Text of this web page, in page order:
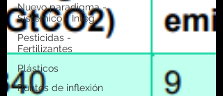
Nuevo paradigma -
Sistémico - Integ
Pesticidas -
Fertilizantes
Plásticos
Puntos de inflexión